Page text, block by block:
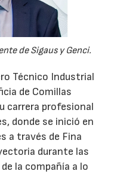
de Sigaus y Genci.
Técnico Industrial
de Comillas
carrera profesional
donde se inició en
a través de Fina
durante las
la compañía a lo